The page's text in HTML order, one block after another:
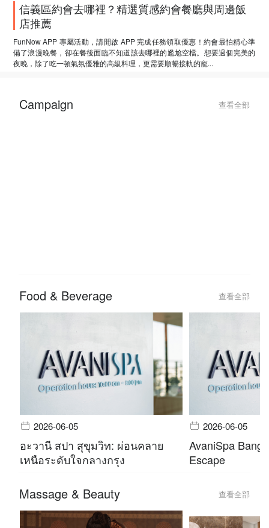
信義區約會去哪裡？精選質感約會餐廳與周邊飯
店推薦
FunNow APP 專屬活動，請開啟 APP 完成任務領取優惠！約會最怕精心準
備了浪漫晚餐，卻在餐後面臨不知道該去哪裡的尷尬空檔。想要過個完美的
夜晚，除了吃一頓氣氛優雅的高級料理，更需要順暢接軌的寵...
Campaign 查看全部
Food & Beverage
2026-06-05
อะวานี สปา สุขุมวิท: ผ่อนคลาย
2026-06-05
AvaniSpa
Massage & Beauty 查看全部